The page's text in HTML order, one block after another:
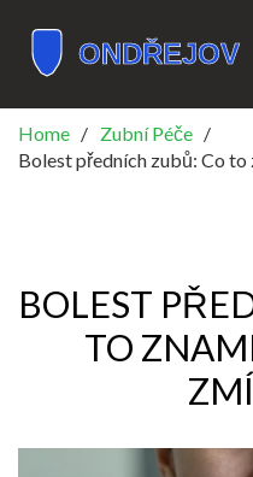
Home
Zubní Péče
Bolest předních zubů: Co to
BOLEST
TO